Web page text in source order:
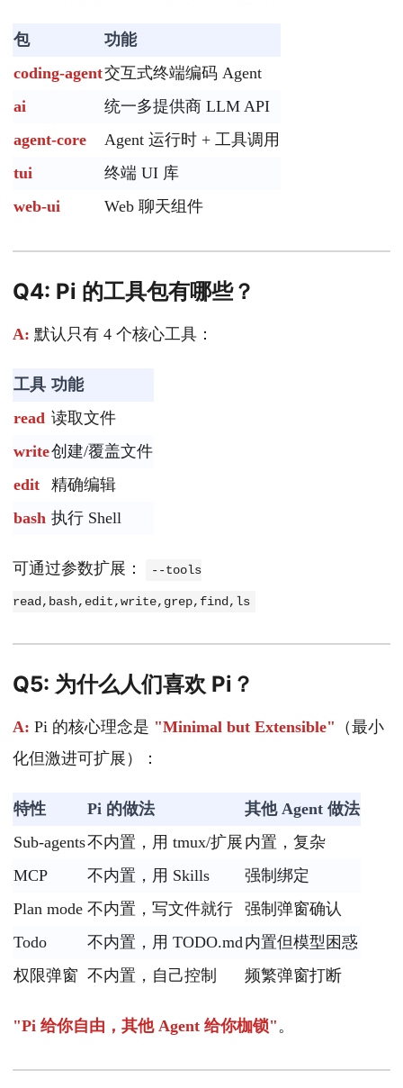
包
功能
coding-agent交互式终端编码 Agent
ai
统一多提供商 LLM API
agent-core
Agent 运行时 + 工具调用
tui
终端 UI 库
web-ui
Web 聊天组件
Q4: Pi 的工具包有哪些？
A: 默认只有 4 个核心工具：
工具 功能
read 读取文件
write创建/覆盖文件
edit
精确编辑
bash 执行 Shell
可通过参数扩展： --tools
read,bash,edit,write,grep,find,ls
Q5: 为什么人们喜欢 Pi？
A: Pi 的核心理念是 "Minimal but Extensible" （最小
化但激进可扩展）：
特性 Pi 的做法
其他 Agent 做法
Sub-agents不内置，用 tmux/扩展 内置，复杂
MCP
不内置，用 Skills
强制绑定
Plan mode 不内置，写文件就行
强制弹窗确认
Todo
不内置，用 TODO.md内置但模型困惑
权限弹窗 不内置，自己控制 频繁弹窗打断
"Pi 给你自由，其他 Agent 给你枷锁"。